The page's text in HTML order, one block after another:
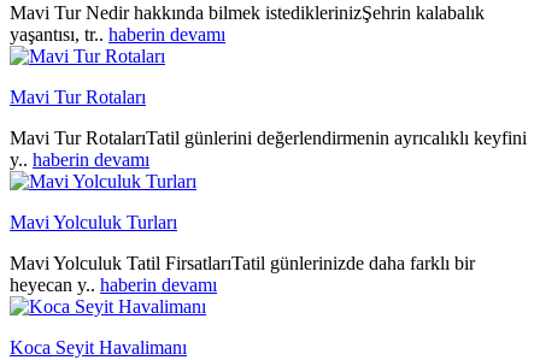
Mavi Tur Nedir hakkında bilmek istediklerinizŞehrin kalabalık
yaşantısı, tr.. haberin devamı
Mavi Tur Rotaları
Mavi Tur RotalarıTatil günlerini değerlendirmenin ayrıcalıklı keyfini
y.. haberin devamı
Mavi Yolculuk Turları
Mavi Yolculuk Tatil FirsatlarıTatil günlerinizde daha farklı bir
heyecan y.. haberin devamı
Koca Seyit Havalimanı